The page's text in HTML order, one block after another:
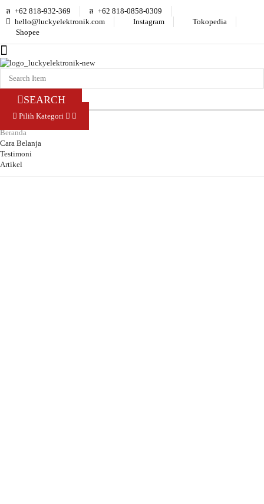
+62 818-932-369
+62 818-0858-0309
hello@luckyelektronik.com
Instagram
Tokopedia
Shopee
SEARCH
Pilih Kategori
Beranda
Cara Belanja
Testimoni
Artikel